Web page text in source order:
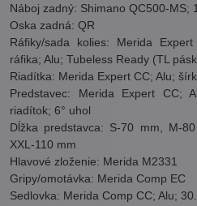
Náboj zadný: Shimano QC500-MS;
Oska zadná: QR
Ráfiky/sada kolies: Merida
ráfika; Alu; Tubeless Ready (TL
Riadítka: Merida Expert CC; Alu;
Predstavec: Merida Expert CC;
riadítok; 6° uhol
Dĺžka predstavca: S-70 mm, M-
XXL-110 mm
Hlavové zloženie: Merida M2331
Gripy/omotávka: Merida Comp EC
Sedlovka: Merida Comp CC; Alu;